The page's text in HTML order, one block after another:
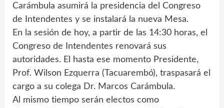
Carámbula asumirá la presidencia del Congreso
de Intendentes y se instalará la nueva Mesa.
En la sesión de hoy, a partir de las 14:30 horas, el
Congreso de Intendentes renovará sus
autoridades. El hasta ese momento Presidente,
Prof. Wilson Ezquerra (Tacuarembó), traspasará el
cargo a su colega Dr. Marcos Carámbula.
Al mismo tiempo serán electos como